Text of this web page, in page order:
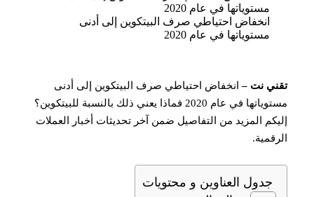
انخفاض احتياطي صرف البيتكوين إلى أدنى
مستوياتها في عام 2020
تقني نت – انخفاض احتياطي صرف البيتكوين إلى أدنى
مستوياتها في عام 2020 فماذا يعني ذلك بالنسبة للبيتكوين؟
إليكم المزيد من التفاصيل ضمن آخر تحديثات أخبار العملات
الرقمية.
جدول العناوين و محتويات